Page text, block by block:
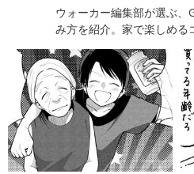
ウォーカー編集部が選ぶ、
み方を紹介。家で楽しめる